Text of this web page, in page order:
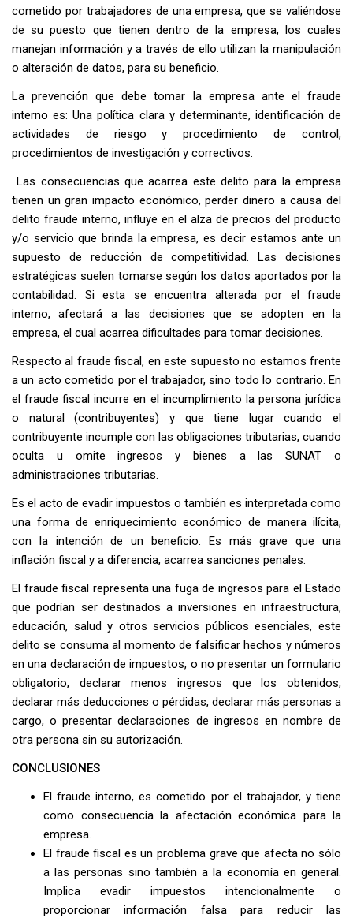
cometido por trabajadores de una empresa, que se valiéndose
de su puesto que tienen dentro de la empresa, los cuales
manejan información y a través de ello utilizan la manipulación
o alteración de datos, para su beneficio.
La prevención que debe tomar la empresa ante el fraude
interno es: Una política clara y determinante, identificación de
actividades de riesgo y procedimiento de control,
procedimientos de investigación y correctivos.
Las consecuencias que acarrea este delito para la empresa
tienen un gran impacto económico, perder dinero a causa del
delito fraude interno, influye en el alza de precios del producto
y/o servicio que brinda la empresa, es decir estamos ante un
supuesto de reducción de competitividad. Las decisiones
estratégicas suelen tomarse según los datos aportados por la
contabilidad. Si esta se encuentra alterada por el fraude
interno, afectará a las decisiones que se adopten en la
empresa, el cual acarrea dificultades para tomar decisiones.
Respecto al fraude fiscal, en este supuesto no estamos frente
a un acto cometido por el trabajador, sino todo lo contrario. En
el fraude fiscal incurre en el incumplimiento la persona jurídica
o natural (contribuyentes) y que tiene lugar cuando el
contribuyente incumple con las obligaciones tributarias, cuando
oculta u omite ingresos y bienes a las SUNAT o
administraciones tributarias.
Es el acto de evadir impuestos o también es interpretada como
una forma de enriquecimiento económico de manera ilícita,
con la intención de un beneficio. Es más grave que una
inflación fiscal y a diferencia, acarrea sanciones penales.
El fraude fiscal representa una fuga de ingresos para el Estado
que podrían ser destinados a inversiones en infraestructura,
educación, salud y otros servicios públicos esenciales, este
delito se consuma al momento de falsificar hechos y números
en una declaración de impuestos, o no presentar un formulario
obligatorio, declarar menos ingresos que los obtenidos,
declarar más deducciones o pérdidas, declarar más personas a
cargo, o presentar declaraciones de ingresos en nombre de
otra persona sin su autorización.
CONCLUSIONES
El fraude interno, es cometido por el trabajador, y tiene
como consecuencia la afectación económica para la
empresa.
El fraude fiscal es un problema grave que afecta no sólo
a las personas sino también a la economía en general.
Implica evadir impuestos intencionalmente o
proporcionar información falsa para reducir las